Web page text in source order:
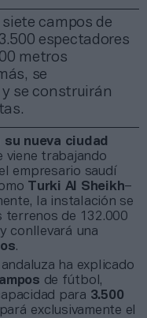
campos de
espectadores
metros
se
se construirán
su nueva ciudad
viene trabajando
empresario saudí
Turki Al Sheikh–
la instalación se
terrenos de 132.000
conllevará una
.
ha explicado
de fútbol,
para 3.500
exclusivamente el